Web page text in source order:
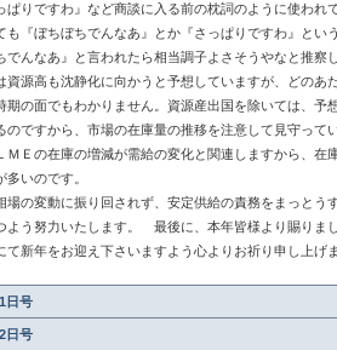
ぱりですわ』など商談に入る前の枕詞のように使われ
も『ぼちぼちでんなあ』とか『さっぱりですわ』とい
でんなあ』と言われたら相当調子よさそうやなと推察
源高も沈静化に向かうと予想していますが、どのあ
期の面でもわかりません。資源産出国を除いては、予
のですから、市場の在庫量の推移を注意して見守って
ＭＥの在庫の増減が需給の変化と関連しますから、在
いのです。
の変動に振り回されず、安定供給の責務をまっとう
よう努力いたします。 最後に、本年皆様より賜りま
て新年をお迎え下さいますよう心よりお祈り申し上げ
日号
日号